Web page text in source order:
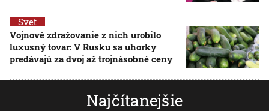
Svet
Vojnové zdražovanie z nich urobilo
luxusný tovar: V Rusku sa uhorky
predávajú za dvoj až trojnásobné ceny
Najčítanejšie